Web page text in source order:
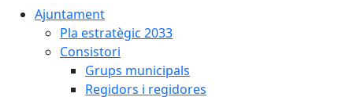
Ajuntament
Pla estratègic 2033
Consistori
Grups municipals
Regidors i regidores